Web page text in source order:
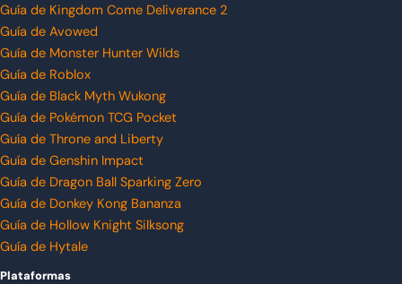
Guía de Kingdom Come Deliverance 2
Guía de Avowed
Guía de Monster Hunter Wilds
Guía de Roblox
Guía de Black Myth Wukong
Guía de Pokémon TCG Pocket
Guía de Throne and Liberty
Guía de Genshin Impact
Guía de Dragon Ball Sparking Zero
Guía de Donkey Kong Bananza
Guía de Hollow Knight Silksong
Guía de Hytale
Plataformas